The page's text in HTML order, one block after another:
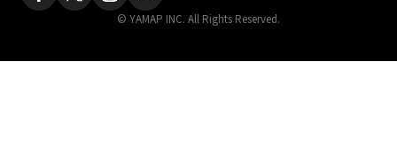
© YAMAP INC. All Rights Reserved.